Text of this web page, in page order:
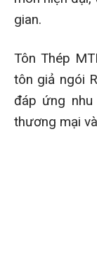
gian.
Tôn Thép
tôn giả ngói
đáp ứng
thương mại